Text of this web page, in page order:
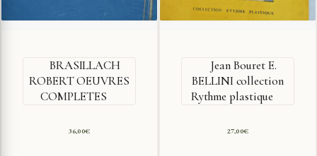
BRASILLACH
ROBERT OEUVRES
COMPLETES
36,00€
Jean Bouret E.
BELLINI collection
Rythme plastique
27,00€